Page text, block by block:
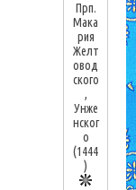
Прп.
Мака
рия
Желт
овод
ского
,
Унже
нског
о
(1444
)